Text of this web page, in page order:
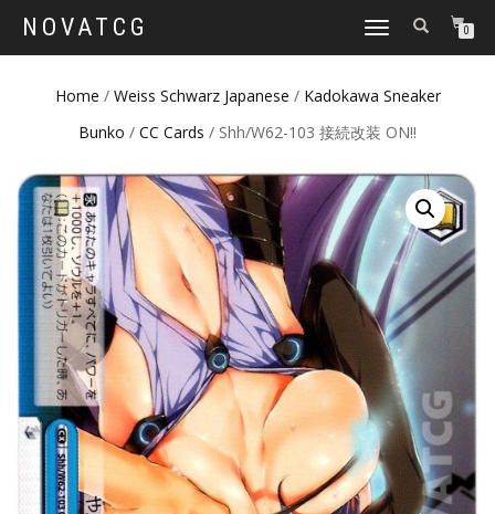
NOVATCG
TOGGLE
0
Home / Weiss Schwarz Japanese / Kadokawa Sneaker
Bunko / CC Cards / Shh/W62-103 接続改装 ON!!